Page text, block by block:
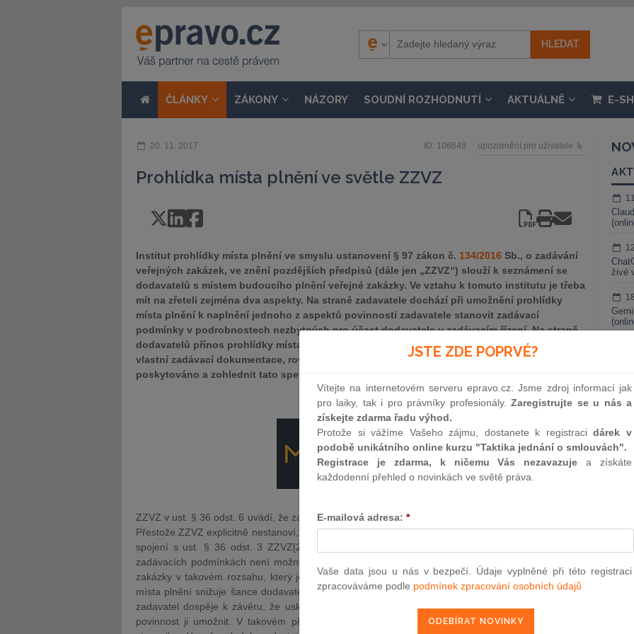
ČLÁNKY ZÁKONY NÁZORY SOUDNÍ ROZHODNUTÍ AKTUÁLNĚ E-
20. 11. 2017 ID: 106648 upozornění pro uživatele
Prohlídka místa plnění ve světle ZZVZ
Institut prohlídky místa plnění ve smyslu ustanovení § 97 zákon č. 134/2016 Sb., o zadávání
veřejných zakázek, ve znění pozdějších předpisů (dále jen „ZZVZ“) slouží k seznámení se
dodavatelů s místem budoucího plnění veřejné zakázky. Ve vztahu k tomuto institutu je třeba
mít na zřeteli zejména dva aspekty. Na straně zadavatele dochází při umožnění prohlídky
místa plnění k naplnění jednoho z aspektů povinnosti zadavatele stanovit zadávací
podmínky v podrobnostech nezbytných pro účast dodavatele v zadávacím řízení. Na straně
dodavatelů přínos prohlídky místa plnění spočívá zejména v možnosti seznámit se, vedle
vlastní zadávací dokumentace, rovněž se všemi specifiky prostředí, ve kterém má být plnění
poskytováno a zohlednit tato specifika ve své nabídce.
ZZVZ v ust. § 36 odst. 6 uvádí, že zadavatel může umožnit prohlídku místa plnění, je-li to vhodné[1].
Přestože ZZVZ explicitně nestanoví, kdy považuje uskutečnění prohlídky místa plnění za vhodné, ve
spojení s ust. § 36 odst. 3 ZZVZ[2] lze dojít k závěru, že tomu tak bude zejména tehdy, kdy v
zadávacích podmínkách není možné popsat veškeré technické a jiné podmínky předmětu veřejné
zakázky v takovém rozsahu, který je pro zpracování nabídek nezbytný, a zároveň se bez znalosti
místa plnění snižuje šance dodavatele na podání konkurenceschopné nabídky[3]. I za situace, kdy
zadavatel dospěje k závěru, že uskutečnění prohlídky místa plnění je vhodné, nemá automaticky
povinnost ji umožnit. V takovém případě však musí být zadavatel připraven unést břemeno, že
živé
JSTE ZDE POPRVÉ?
Vítejte na internetovém serveru epravo.cz. Jsme zdroj informací jak
pro laiky, tak i pro právníky profesionály.Zaregistrujte se u nás a
získejte zdarma řadu výhod.
Protože si vážíme Vašeho zájmu, dostanete k registracidárek v
podobě unikátního online kurzu "Taktika jednání o smlouvách".
Registrace je zdarma, k ničemu Vás nezavazuje a získáte
každodenní přehled o novinkách ve světě práva.
E-mailová adresa: *
Vaše data jsou u nás v bezpečí. Údaje vyplněné při této registraci
zpracováváme podle podmínek zpracování osobních údajů